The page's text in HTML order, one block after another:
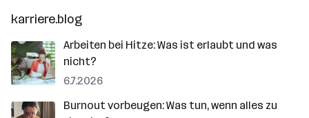
karriere.blog
Arbeiten bei Hitze: Was ist erlaubt und was
nicht?
6.7.2026
Burnout vorbeugen: Was tun, wenn alles zu